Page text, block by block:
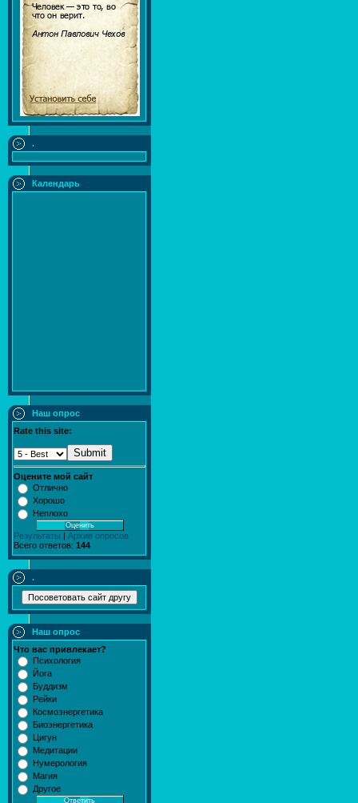
.
Календарь
Наш опрос
Rate this site:
Submit
Оцените мой сайт
Отлично
Хорошо
Неплохо
Результаты
Архив опросов
Всего ответов: 144
.
Наш опрос
Что вас привлекает?
Психология
Йога
Буддизм
Рейки
Космоэнергетика
Биоэнергетика
Цигун
Медитации
Нумерология
Магия
Другое